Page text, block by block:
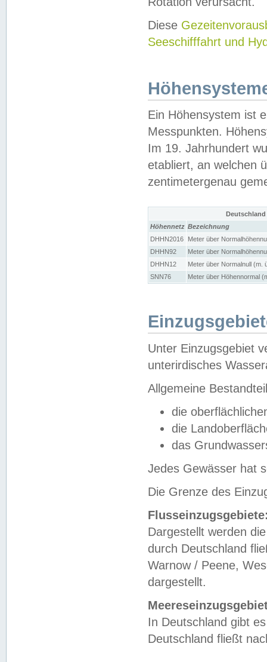
Diese
Seeschifffahrt und
Ein Höhensystem ist
Messpunkten.
Im 19. Jahrhundert
etabliert, an welchen
zentimetergenau
Höhennetz Bezeichnung
DHHN2016
Meter über
DHHN92
Meter über
DHHN12
Meter über Normalnull (m.
SNN76
Meter über Höhennormal
Unter Einzugsgebiet
unterirdisches
Allgemeine
die
die
das
Jedes Gewässer hat
Die Grenze des
Dargestellt werden
durch Deutschland
Warnow / Peene,
dargestellt.
In Deutschland gibt
Deutschland fließt